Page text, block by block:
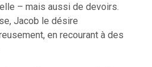
– mais aussi de devoirs.
Jacob le désire
en recourant à des